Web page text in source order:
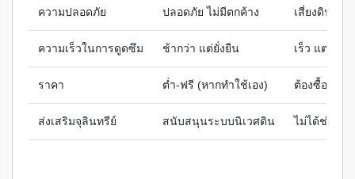
ความปลอดภัย ปลอดภัย ไม่มีตกค้าง เสี่ยงดินเค็
ความเร็วในการดูดซึม ช้ากว่า แต่ยั่งยืน เร็ว แต่หมด
ราคา ต่ำ-ฟรี (หากทำใช้เอง) ต้องซื้อทุกฤดู
ส่งเสริมจุลินทรีย์ สนับสนุนระบบนิเวศดิน ไม่ได้ช่วยร